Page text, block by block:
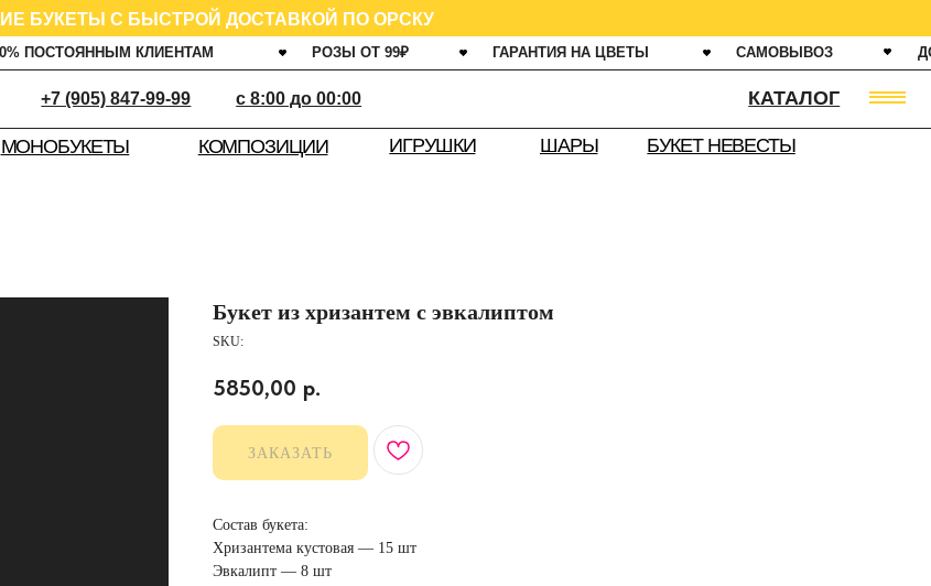
(905) 847-99-99 c 8:00 до 00:00
С БЫСТРОЙ ДОСТАВКОЙ ПО ОРСКУ
КЛИЕНТАМ РОЗЫ ОТ 99 ГАРАНТИЯ НА ЦВЕТЫ САМОВЫВОЗ ДОСТАВКА ОТ 60 МИНУТ
ШАРЫ БУКЕТ НЕВЕСТЫ
ИГРУШКИ
КОМПОЗИЦИИ
Букет из хризантем с эвкалиптом
SKU:
5850,00 р.
ЗАКАЗАТЬ
Состав букета:
Хризантема кустовая — 15 шт
Эвкалипт — 8 шт